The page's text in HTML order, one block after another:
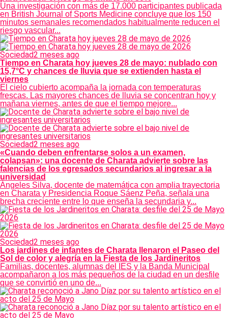
Una investigación con más de 17.000 participantes publicada
en British Journal of Sports Medicine concluye que los 150
minutos semanales recomendados habitualmente reducen el
riesgo vascular...
Sociedad2 meses ago
Tiempo en Charata hoy jueves 28 de mayo: nublado con
15,7°C y chances de lluvia que se extienden hasta el
viernes
El cielo cubierto acompaña la jornada con temperaturas
frescas. Las mayores chances de lluvia se concentran hoy y
mañana viernes, antes de que el tiempo mejore...
Sociedad2 meses ago
«Cuando deben enfrentarse solos a un examen,
colapsan»: una docente de Charata advierte sobre las
falencias de los egresados secundarios al ingresar a la
universidad
Ángeles Silva, docente de matemática con amplia trayectoria
en Charata y Presidencia Roque Sáenz Peña, señala una
brecha creciente entre lo que enseña la secundaria y...
Sociedad2 meses ago
Los jardines de infantes de Charata llenaron el Paseo del
Sol de color y alegría en la Fiesta de los Jardineritos
Familias, docentes, alumnas del IES y la Banda Municipal
acompañaron a los más pequeños de la ciudad en un desfile
que se convirtió en uno de...